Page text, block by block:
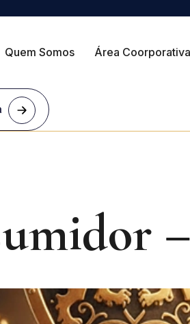
Quem Somos Área Coorporativa